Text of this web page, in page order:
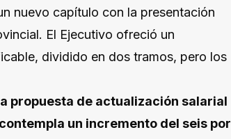
nuevo capítulo con la presentación
El Ejecutivo ofreció un
dividido en dos tramos, pero los
propuesta de actualización salarial
un incremento del seis por